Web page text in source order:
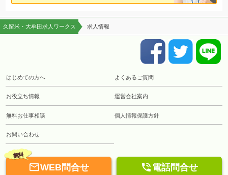
久留米・大牟田求人ワークス 求人情報
はじめての方へ よくあるご質問
お役立ち情報 運営会社案内
無料お仕事相談 個人情報保護方針
お問い合わせ
無料
WEB問合せ  電話問合せ